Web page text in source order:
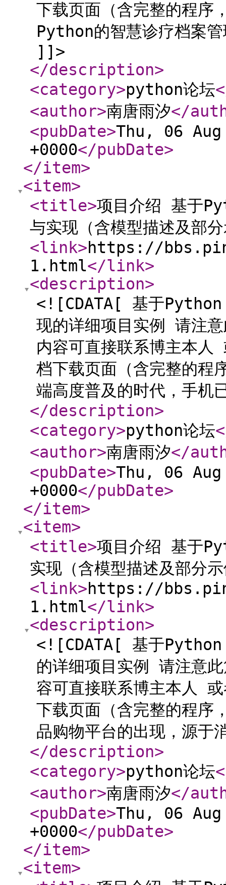
下载页面（含完整的程
Python的智慧诊疗档案
]]>
</description>
<category>python论坛
<author>南唐雨汐</
<pubDate>Thu, 06
+0000</pubDate>
</item>
<item>
<title>项目介绍 基于
与实现（含模型描述及部
<link>https://
1.html</link>
<description>
<![CDATA[ 基于Python
现的详细项目实例 请注
内容可直接联系博主本人
档下载页面（含完整的程
端高度普及的时代，手
</description>
<category>python论坛
<author>南唐雨汐</
<pubDate>Thu, 06
+0000</pubDate>
</item>
<item>
<title>项目介绍 基于
实现（含模型描述及部分
<link>https://
1.html</link>
<description>
<![CDATA[ 基于Python
的详细项目实例 请注意
容可直接联系博主本人
下载页面（含完整的程序
品购物平台的出现，源
</description>
<category>python论坛
<author>南唐雨汐</
<pubDate>Thu, 06
+0000</pubDate>
</item>
<item>